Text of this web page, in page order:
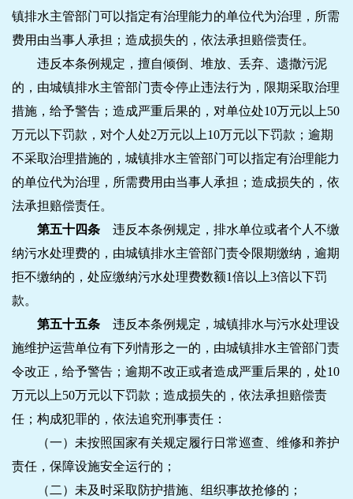
镇排水主管部门可以指定有治理能力的单位代为治理，所需
费用由当事人承担；造成损失的，依法承担赔偿责任。
违反本条例规定，擅自倾倒、堆放、丢弃、遗撒污泥
的，由城镇排水主管部门责令停止违法行为，限期采取治理
措施，给予警告；造成严重后果的，对单位处10万元以上50
万元以下罚款，对个人处2万元以上10万元以下罚款；逾期
不采取治理措施的，城镇排水主管部门可以指定有治理能力
的单位代为治理，所需费用由当事人承担；造成损失的，依
法承担赔偿责任。
第五十四条 违反本条例规定，排水单位或者个人不缴
纳污水处理费的，由城镇排水主管部门责令限期缴纳，逾期
拒不缴纳的，处应缴纳污水处理费数额1倍以上3倍以下罚
款。
第五十五条 违反本条例规定，城镇排水与污水处理设
施维护运营单位有下列情形之一的，由城镇排水主管部门责
令改正，给予警告；逾期不改正或者造成严重后果的，处10
万元以上50万元以下罚款；造成损失的，依法承担赔偿责
任；构成犯罪的，依法追究刑事责任：
（一）未按照国家有关规定履行日常巡查、维修和养护
责任，保障设施安全运行的；
（二）未及时采取防护措施、组织事故抢修的；